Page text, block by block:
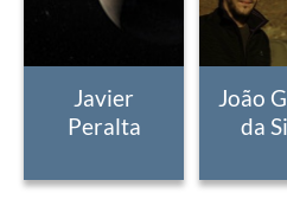
Javier
Peralta
João
da